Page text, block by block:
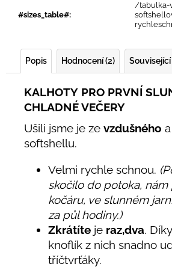
#sizes_table#:
/tabulka-
Popis Hodnocení (2) Související
KALHOTY PRO PRVNÍ
CHLADNÉ VEČERY
Ušili jsme je ze vzdušného
softshellu.
Velmi rychle schnou.
skočilo do potoka, nám
kočáru, ve slunném
za půl hodiny.)
Zkrátíte je raz,dva.
knoflík z nich snadno
tříčtvrťáky.